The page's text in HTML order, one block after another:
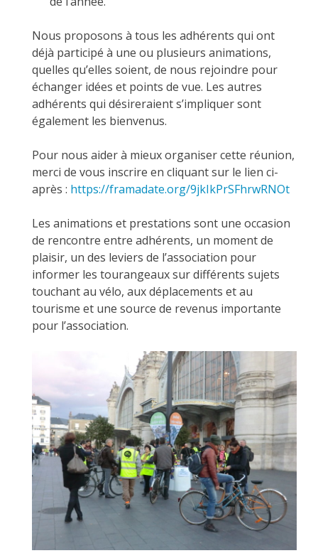
Nous proposons à tous les adhérents qui ont
déjà participé à une ou plusieurs animations,
quelles qu’elles soient, de nous rejoindre pour
échanger idées et points de vue. Les autres
adhérents qui désireraient s’impliquer sont
également les bienvenus.
Pour nous aider à mieux organiser cette réunion,
merci de vous inscrire en cliquant sur le lien ci-
après : https://framadate.org/9jkIkPrSFhrwRNOt
Les animations et prestations sont une occasion
de rencontre entre adhérents, un moment de
plaisir, un des leviers de l’association pour
informer les tourangeaux sur différents sujets
touchant au vélo, aux déplacements et au
tourisme et une source de revenus importante
pour l’association.